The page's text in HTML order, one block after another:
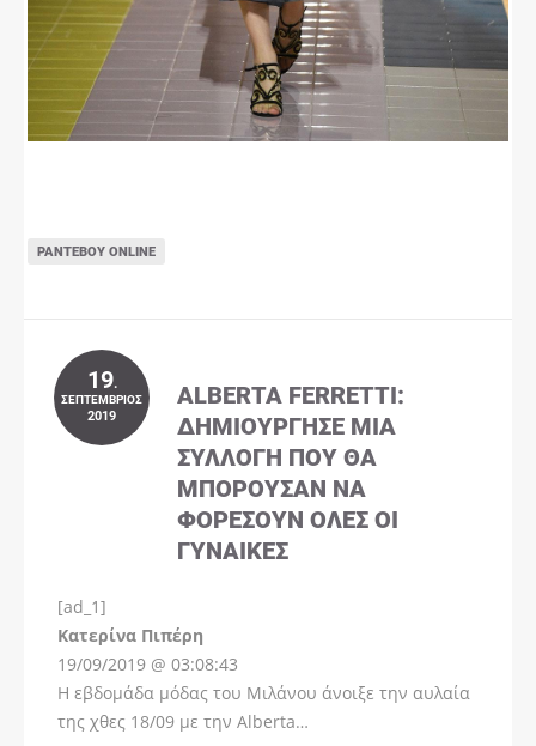
ΡΑΝΤΕΒΟΎ ONLINE
19.
ΣΕΠΤΈΜΒΡΙΟΣ
2019
ALBERTA FERRETTI:
ΔΗΜΙΟΎΡΓΗΣΕ ΜΊΑ
ΣΥΛΛΟΓΉ ΠΟΥ ΘΑ
ΜΠΟΡΟΎΣΑΝ ΝΑ
ΦΟΡΈΣΟΥΝ ΌΛΕΣ ΟΙ
ΓΥΝΑΊΚΕΣ
[ad_1]
Kατερίνα Πιπέρη
19/09/2019 @ 03:08:43
Η εβδομάδα μόδας του Μιλάνου άνοιξε την αυλαία
της χθες 18/09 με την Alberta…